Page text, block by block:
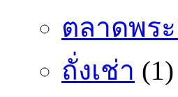
ตลาดพระ
ถั่งเช่า (1)